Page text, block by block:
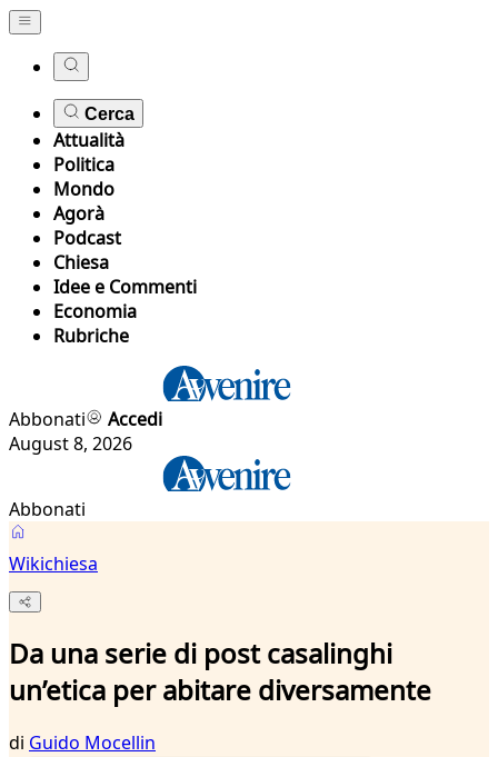
Cerca
Attualità
Politica
Mondo
Agorà
Podcast
Chiesa
Idee e Commenti
Economia
Rubriche
Abbonati
Accedi
August 8, 2026
Abbonati
Wikichiesa
Da una serie di post casalinghi
un’etica per abitare diversamente
di Guido Mocellin